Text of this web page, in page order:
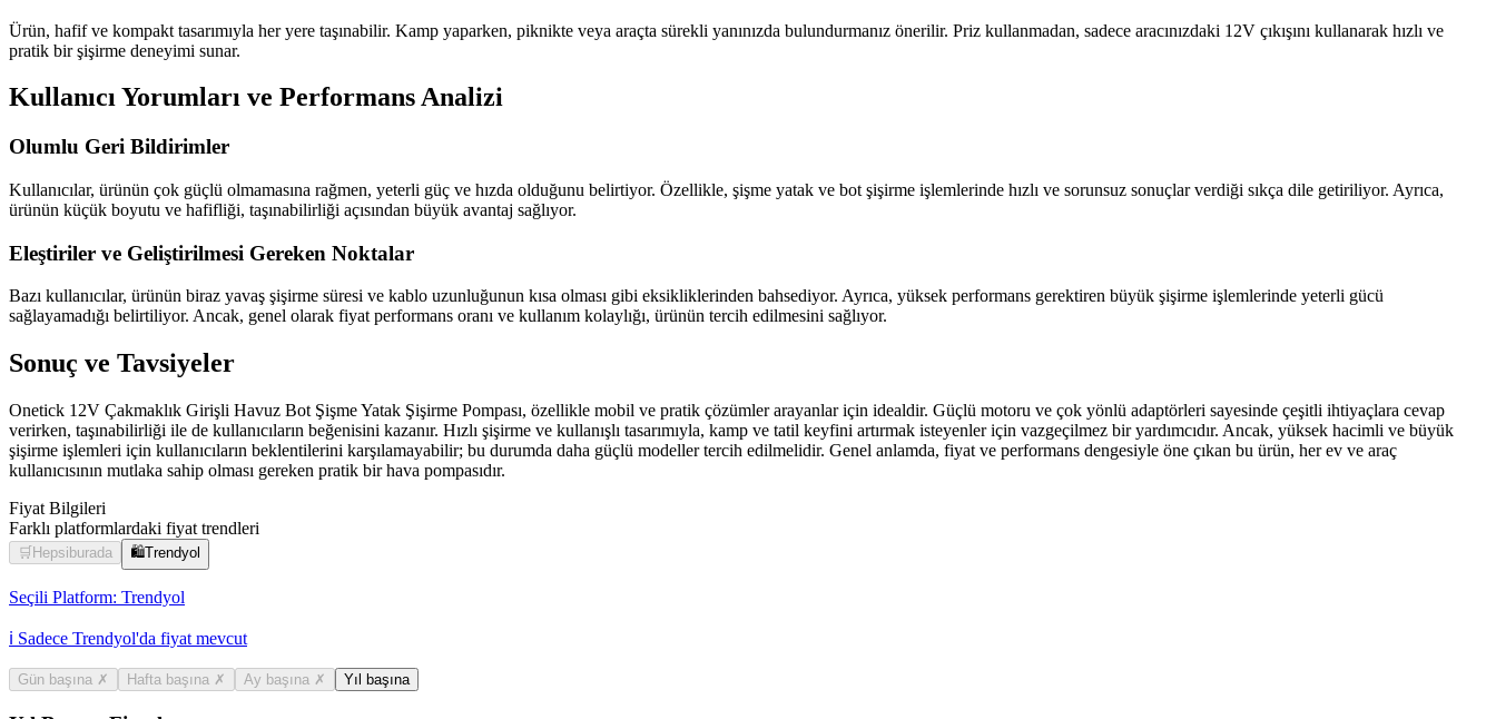
Ürün, hafif ve kompakt tasarımıyla her yere taşınabilir. Kamp yaparken, piknikte veya araçta sürekli yanınızda bulundurmanız önerilir. Priz kullanmadan, sadece aracınızdaki 12V çıkışını kullanarak hızlı ve
pratik bir şişirme deneyimi sunar.
Kullanıcı Yorumları ve Performans Analizi
Olumlu Geri Bildirimler
Kullanıcılar, ürünün çok güçlü olmamasına rağmen, yeterli güç ve hızda olduğunu belirtiyor. Özellikle, şişme yatak ve bot şişirme işlemlerinde hızlı ve sorunsuz sonuçlar verdiği sıkça dile getiriliyor. Ayrıca,
ürünün küçük boyutu ve hafifliği, taşınabilirliği açısından büyük avantaj sağlıyor.
Eleştiriler ve Geliştirilmesi Gereken Noktalar
Bazı kullanıcılar, ürünün biraz yavaş şişirme süresi ve kablo uzunluğunun kısa olması gibi eksikliklerinden bahsediyor. Ayrıca, yüksek performans gerektiren büyük şişirme işlemlerinde yeterli gücü
sağlayamadığı belirtiliyor. Ancak, genel olarak fiyat performans oranı ve kullanım kolaylığı, ürünün tercih edilmesini sağlıyor.
Sonuç ve Tavsiyeler
Onetick 12V Çakmaklık Girişli Havuz Bot Şişme Yatak Şişirme Pompası, özellikle mobil ve pratik çözümler arayanlar için idealdir. Güçlü motoru ve çok yönlü adaptörleri sayesinde çeşitli ihtiyaçlara cevap
verirken, taşınabilirliği ile de kullanıcıların beğenisini kazanır. Hızlı şişirme ve kullanışlı tasarımıyla, kamp ve tatil keyfini artırmak isteyenler için vazgeçilmez bir yardımcıdır. Ancak, yüksek hacimli ve büyük
şişirme işlemleri için kullanıcıların beklentilerini karşılamayabilir; bu durumda daha güçlü modeller tercih edilmelidir. Genel anlamda, fiyat ve performans dengesiyle öne çıkan bu ürün, her ev ve araç
kullanıcısının mutlaka sahip olması gereken pratik bir hava pompasıdır.
Fiyat Bilgileri
Farklı platformlardaki fiyat trendleri
🛒 Hepsiburada 🛍️Trendyol
Seçili Platform: Trendyol
ℹ️ Sadece Trendyol'da fiyat mevcut
Gün başına ✗ Hafta başına ✗ Ay başına ✗ Yıl başına